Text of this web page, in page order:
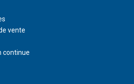
vente
continue